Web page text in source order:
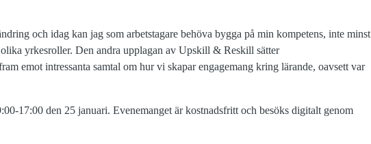
och idag kan jag som arbetstagare behöva bygga på min kompetens, inte minst
yrkesroller. Den andra upplagan av Upskill & Reskill sätter
emot intressanta samtal om hur vi skapar engagemang kring lärande, oavsett var
17:00 den 25 januari. Evenemanget är kostnadsfritt och besöks digitalt genom